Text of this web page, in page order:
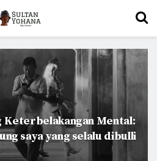
Keterbelakangan Mental:
saya yang selalu dibulli